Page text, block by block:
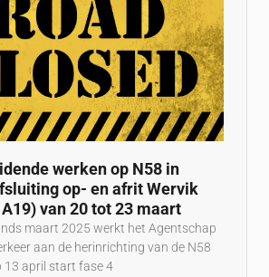
werken op N58 in
op- en afrit Wervik
van 20 tot 23 maart
maart 2025 werkt het Agentschap
aan de herinrichting van de N58
13 april start fase 4